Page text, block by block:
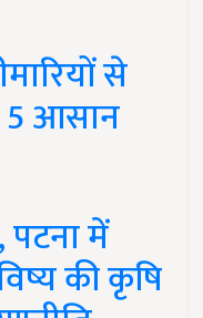
से
आसान
में
की कृषि